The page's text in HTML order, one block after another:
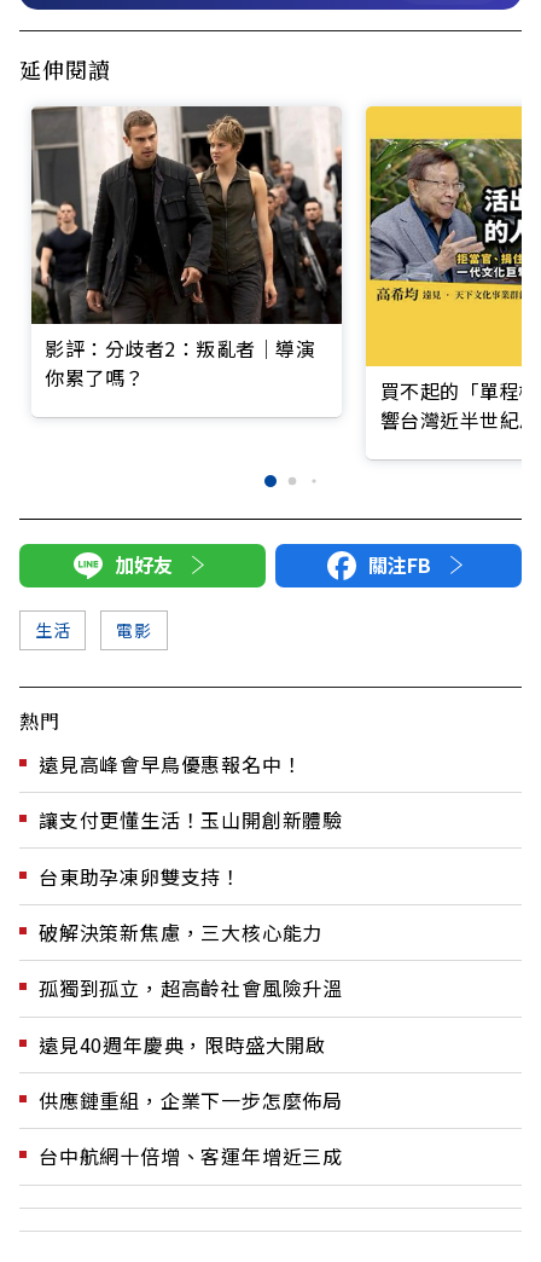
延伸閱讀
影評：分歧者2：叛亂者│導演
你累了嗎？
買不起的「單程
響台灣近半世紀
加好友 關注FB
生活 電影
熱門
遠見高峰會早鳥優惠報名中！
讓支付更懂生活！玉山開創新體驗
台東助孕凍卵雙支持！
破解決策新焦慮，三大核心能力
孤獨到孤立，超高齡社會風險升溫
遠見40週年慶典，限時盛大開啟
供應鏈重組，企業下一步怎麼佈局
台中航網十倍增、客運年增近三成